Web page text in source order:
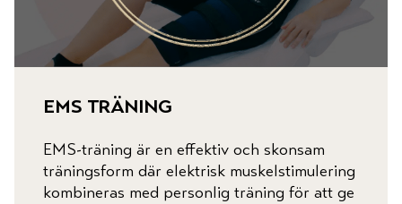
ems träning
EMS-träning är en effektiv och skonsam
träningsform där elektrisk muskelstimulering
kombineras med personlig träning för att ge